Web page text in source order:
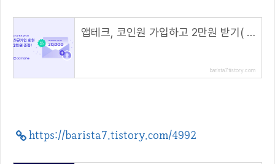
앱테크, 코인원 가입하고 2만원 받기( 초대 코드 : NF9R9XJV )
barista7.tistory.com
https://barista7.tistory.com/4992